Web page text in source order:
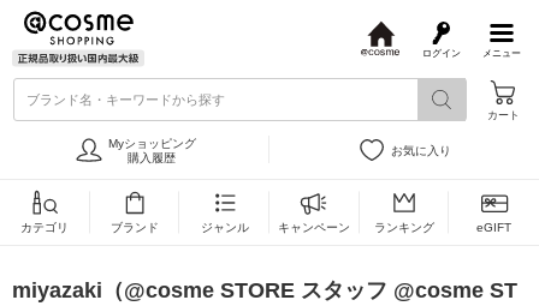
メニュー
ログイン
s
ブランド名・キーワードから探す
カート
Myショッピング
購入履歴
お気に入り
カテゴリ ブランド ジャンル キャンペーン ランキング eGIFT
miyazaki（@cosme STORE スタッフ @cosme ST